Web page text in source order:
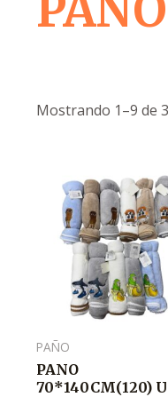
Mostrando 1–9 de
PAÑO
PANO
70*140CM(120)
precio
original
era:
.
₡3,300
precio
actual
es:
.
₡2,500